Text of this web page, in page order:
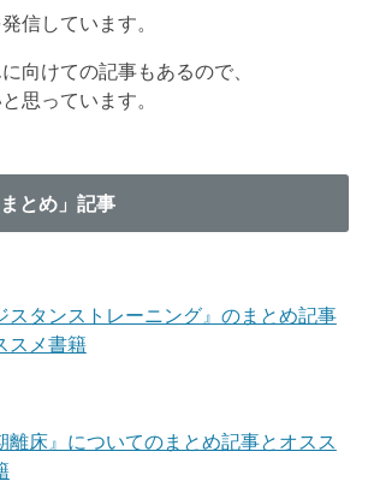
信しています。
向けての記事もあるので、
思っています。
とめ」記事
スタンストレーニング』のまとめ記事
スメ書籍
離床』についてのまとめ記事とオスス